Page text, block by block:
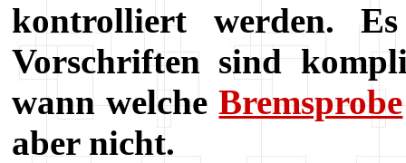
kontrolliert werden.
Vorschriften sind
wann welcheBremsprobe
aber nicht.